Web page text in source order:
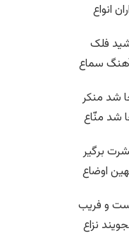
انواع
فلک
آهنگ سماع
شد منکر
شد منّاع
برگیر
اوضاع
و فریب
نزاع